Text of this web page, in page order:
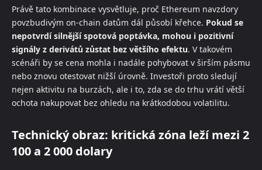
Právě tato kombinace vysvětluje, proč Ethereum navzdory
povzbudivým on-chain datům dál působí křehce. Pokud se
nepotvrdí silnější spotová poptávka, mohou i pozitivní
signály z derivátů zůstat bez většího efektu. V takovém
scénáři by se cena mohla i nadále pohybovat v širším pásmu
nebo znovu otestovat nižší úrovně. Investoři proto sledují
nejen aktivitu na burzách, ale i to, zda se do trhu vrátí větší
ochota nakupovat bez ohledu na krátkodobou volatilitu.
Technický obraz: kritická zóna leží mezi 2
100 a 2 000 dolary